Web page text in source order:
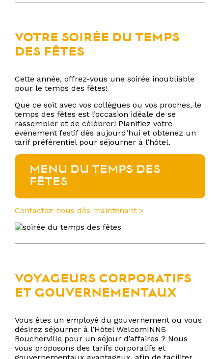
VOTRE SOIRÉE DU TEMPS
DES FÊTES
Cette année, offrez-vous une soirée inoubliable
pour le temps des fêtes!
Que ce soit avec vos collègues ou vos proches, le
temps des fêtes est l’occasion idéale de se
rassembler et de célébrer! Planifiez votre
évènement festif dès aujourd’hui et obtenez un
tarif préférentiel pour séjourner à l’hôtel.
MENU DU TEMPS DES
FÊTES
Contactez-nous dès maintenant >
VOYAGEURS CORPORATIFS
ET GOUVERNEMENTAUX
Vous êtes un employé du gouvernement ou vous
désirez séjourner à l’Hôtel WelcomINNS
Boucherville pour un séjour d’affaires ? Nous
vous proposons des tarifs corporatifs et